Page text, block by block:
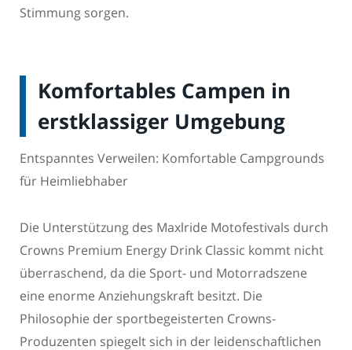
Stimmung sorgen.
Komfortables Campen in
erstklassiger Umgebung
Entspanntes Verweilen: Komfortable Campgrounds
für Heimliebhaber
Die Unterstützung des Maxlride Motofestivals durch
Crowns Premium Energy Drink Classic kommt nicht
überraschend, da die Sport- und Motorradszene
eine enorme Anziehungskraft besitzt. Die
Philosophie der sportbegeisterten Crowns-
Produzenten spiegelt sich in der leidenschaftlichen